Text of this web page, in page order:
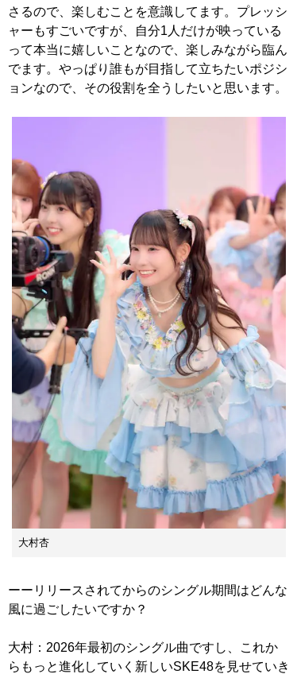
さるので、楽しむことを意識してます。プレッシ
ャーもすごいですが、自分1人だけが映っている
って本当に嬉しいことなので、楽しみながら臨ん
でます。やっぱり誰もが目指して立ちたいポジシ
ョンなので、その役割を全うしたいと思います。
大村杏
ーーリリースされてからのシングル期間はどんな
風に過ごしたいですか？
大村：2026年最初のシングル曲ですし、これか
らもっと進化していく新しいSKE48を見せていき